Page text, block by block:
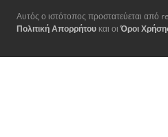
Αυτός ο ιστότοπος προστατεύεται από
Πολιτική Απορρήτου και οι Όροι